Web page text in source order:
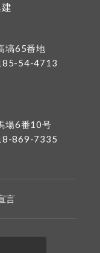
塙65番地
54-4713
場6番10号
869-7335
言